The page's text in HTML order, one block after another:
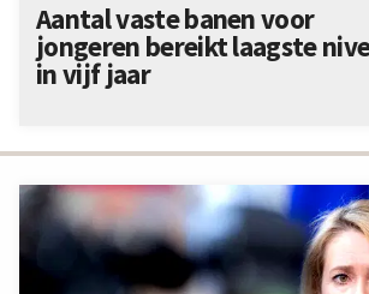
Aantal vaste banen voor
jongeren bereikt laagste
in vijf jaar